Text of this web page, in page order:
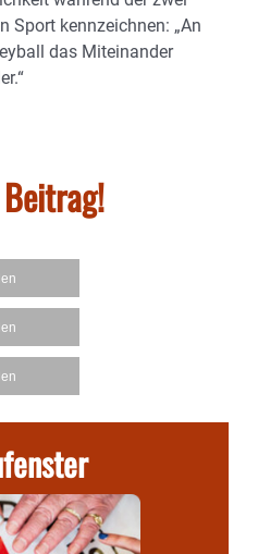
Sport kennzeichnen: „An
das Miteinander